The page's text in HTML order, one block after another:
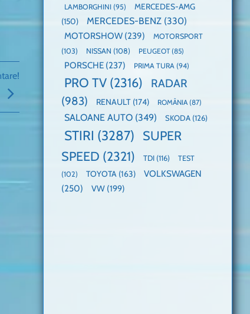
LAMBORGHINI (95)
MERCEDES-AMG
(150)
MERCEDES-BENZ (330)
MOTORSHOW (239)
MOTORSPORT
(103)
NISSAN (108) PEUGEOT(85)
PORSCHE (237) PRIMA TURA (94)
PRO TV (2316)
RADAR
(983)
RENAULT (174) ROMÂNIA(87)
SALOANE AUTO (349) SKODA (126)
STIRI (3287)
SUPER
SPEED (2321) TDI (116)
TEST
(102)
TOYOTA (163)
VOLKSWAGEN
(250)
VW (199)